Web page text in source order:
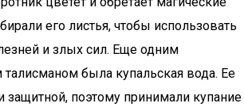
его листья, чтобы использовать
и злых сил. Еще одним
была купальская вода. Ее
защитной, поэтому принимали купание